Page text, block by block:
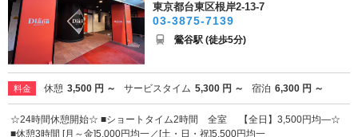
東京都台東区根岸2-13-7
03-3875-7139
鶯谷駅 (徒歩5分)
料金 休憩 3,500 円 ～ サービスタイム 5,300 円 ～ 宿泊 6,300 円 ～
☆24時間休憩開始☆ ■ショートタイム2時間 全室 【全日】3,500円均―☆
■休憩3時間 [月～金]5,000円均一／[土・日・祝]5,500円均一